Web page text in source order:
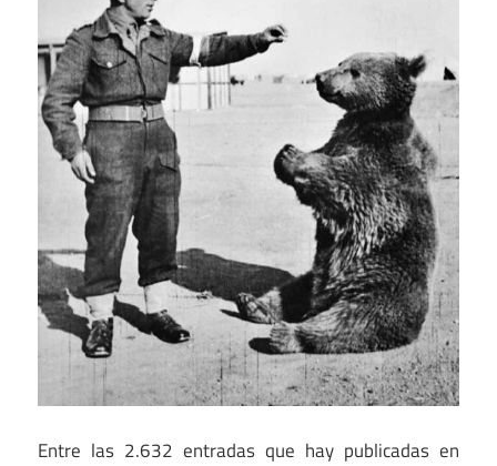
Entre las 2.632 entradas que hay publicadas en